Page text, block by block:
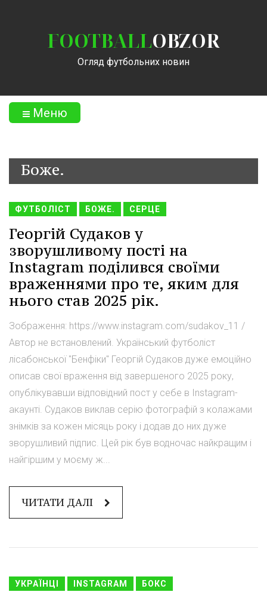
FOOTBALLOBZOR
Огляд футбольних новин
Меню
Боже.
ФУТБОЛІСТ БОЖЕ. СЕРЦЕ
Георгій Судаков у
зворушливому пості на
Instagram поділився своїми
враженнями про те, яким для
нього став 2025 рік.
Зображення: https://www.instagram.com/sudakov_11 /
Автор не встановлений. Український футболіст
лісабонської "Бенфіки" Георгій Судаков дуже емоційно
описав свої враження від завершеного 2025 року,
опублікувавши відповідний пост у себе в Instagram-
акаунті. Судаков виклав серію фотографій з колажами
знімків за кожен місяць року і додав до них дуже
зворушливий підпис. Цей рік був водночас найкращим і
найгіршим у моєму ж...
ЧИТАТИ ДАЛІ
УКРАЇНЦІ INSTAGRAM БОКС